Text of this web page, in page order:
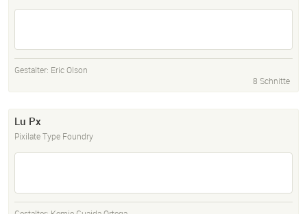
Gestalter: Eric Olson
8 Schnitte
Lu Px
Pixilate Type Foundry